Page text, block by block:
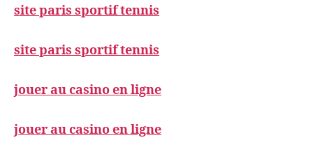
site paris sportif tennis
site paris sportif tennis
jouer au casino en ligne
jouer au casino en ligne